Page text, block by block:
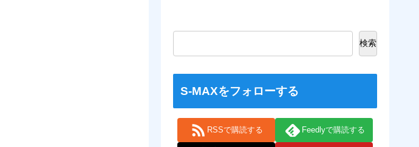
検索
S-MAXをフォローする
RSSで購読する Feedlyで購読する